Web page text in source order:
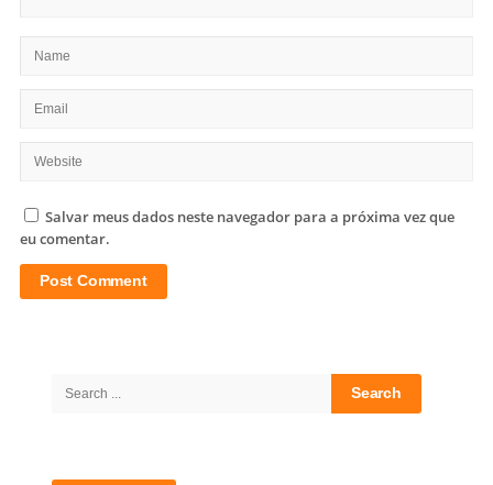
Salvar meus dados neste navegador para a próxima vez que
eu comentar.
Search